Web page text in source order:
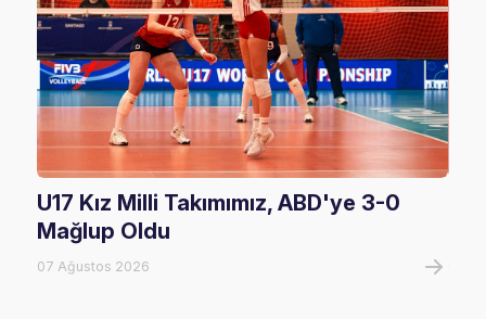
U17 Kız Milli Takımımız, ABD'ye 3-0
Mağlup Oldu
07 Ağustos 2026